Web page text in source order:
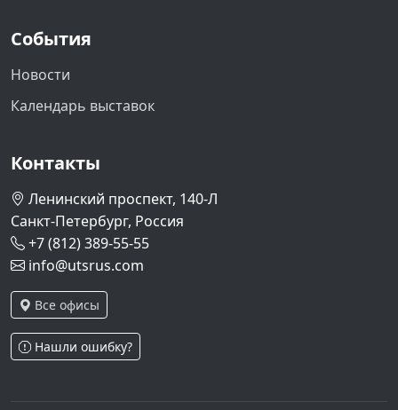
События
Новости
Календарь выставок
Контакты
Ленинский проспект, 140-Л
Санкт-Петербург, Россия
+7 (812) 389-55-55
info@utsrus.com
Все офисы
Нашли ошибку?